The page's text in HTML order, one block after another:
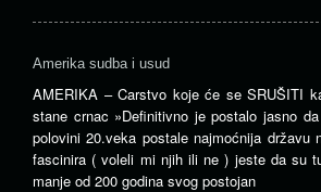
Amerika sudba i usud
AMERIKA – Carstvo koje će se SRUŠITI
stane crnac »Definitivno je postalo jasno
polovini 20.veka postale najmoćnija državu
fascinira ( voleli mi njih ili ne ) jeste da su
manje od 200 godina svog postojan